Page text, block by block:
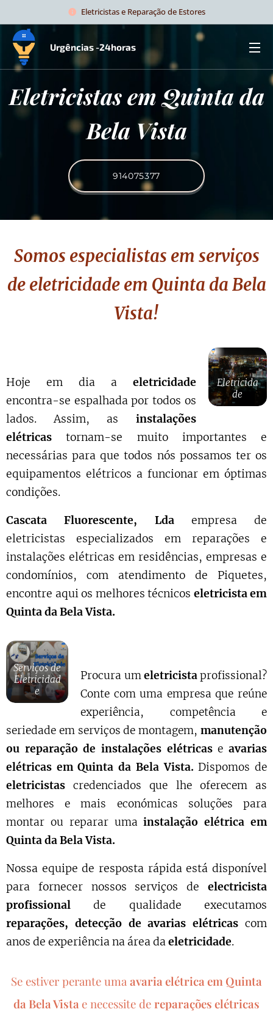
Eletricistas e Reparação de Estores
Urgências -24horas
Eletricistas em Quinta da
Bela Vista
914075377
Somos especialistas em serviços
de eletricidade em Quinta da Bela
Vista!
Eletricida
de
Hoje em dia a eletricidade
encontra-se espalhada por todos os
lados. Assim, as instalações
elétricas tornam-se muito importantes e
necessárias para que todos nós possamos ter os
equipamentos elétricos a funcionar em óptimas
condições.
Cascata Fluorescente, Ldaempresa de
eletricistas especializados em reparações e
instalações elétricas em residências, empresas e
condomínios, com atendimento de Piquetes,
encontre aqui os melhores técnicos eletricista em
Quinta da Bela Vista.
Serviços de
Eletricidad
e
Procura umeletricistaprofissional?
Conte com uma empresa que reúne
experiência, competência e
seriedade em serviços de montagem, manutenção
ou reparação de instalações elétricaseavarias
elétricas em Quinta da Bela Vista. Dispomos de
eletricistas credenciados que lhe oferecem as
melhores e mais económicas soluções para
montar ou reparar umainstalação elétrica em
Quinta da Bela Vista.
Nossa equipe de resposta rápida está disponível
para fornecer nossos serviços de electricista
profissional de qualidade executamos
reparações, detecção de avarias elétricas com
anos de experiência na área daeletricidade.
Se estiver perante uma avaria elétrica em Quinta
da Bela Vista e necessite de reparações elétricas